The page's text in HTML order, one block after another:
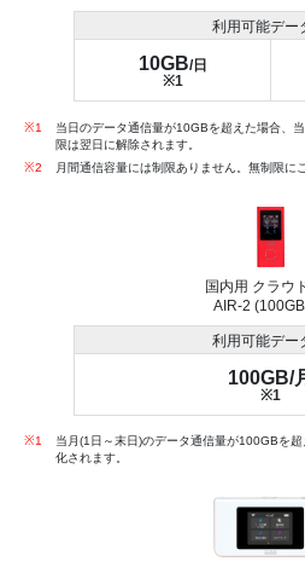
利用可能デー
10GB/日
※1
※1
当日のデータ通信量が10GBを超えた場合、
限は翌日に解除されます。
※2
月間通信容量には制限ありません。無制限に
国内用 クラウ
AIR-2
利用可能デー
100GB/
※1
※1
当月(1日～末日)のデータ通信量が100GBを
化されます。